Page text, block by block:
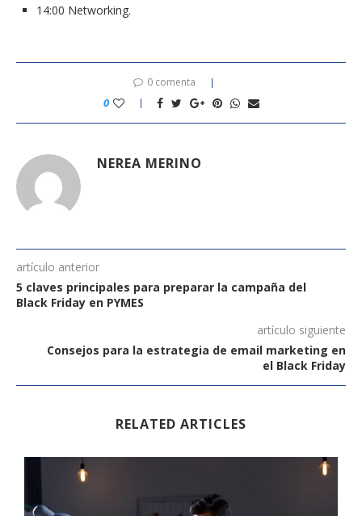
14:00 Networking.
0 comenta
0
NEREA MERINO
artículo anterior
5 claves principales para preparar la campaña del
Black Friday en PYMES
artículo siguiente
Consejos para la estrategia de email marketing en
el Black Friday
RELATED ARTICLES